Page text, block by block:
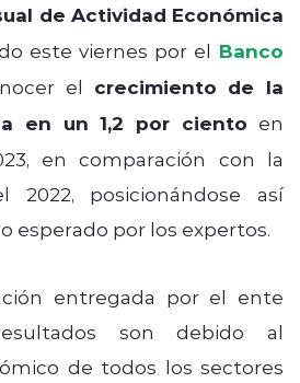
de Actividad Económica
este viernes por el Banco
el crecimiento de la
en un 1,2 por ciento en
en comparación con la
2022, posicionándose así
esperado por los expertos.
entregada por el ente
son debido al
de todos los sectores